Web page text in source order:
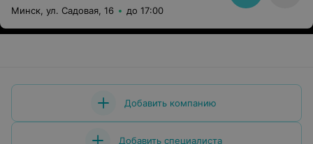
Минск, ул. Садовая, 16 до 17:00
Добавить компанию
Добавить специалиста